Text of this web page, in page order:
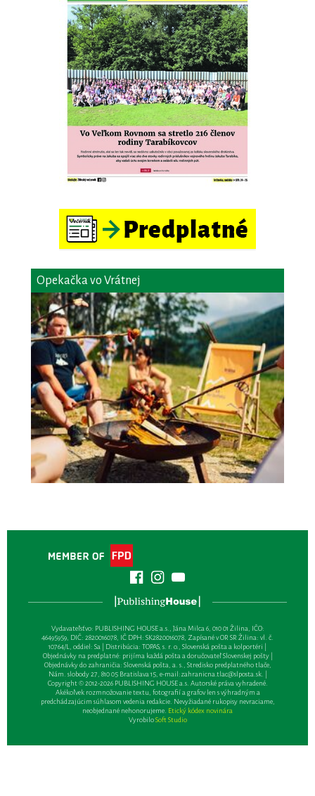
Opekačka vo Vrátnej
Vydavateľsťvo: PUBLISHING HOUSE a.s., Jána Milca 6, 010 01 Žilina, IČO:
46495959, DIČ: 2820016078, IČ DPH: SK2820016078, Zapísané v OR SR Žilina: vl. č.
10764/L, oddiel: Sa | Distribúcia: TOPAS, s. r. o., Slovenská pošta a kolportéri |
Objednávky na predplatné: prijíma každá pošta a doručovateľ Slovenskej pošty |
Objednávky do zahraničia: Slovenská pošta, a. s., Stredisko predplatného tlače,
Nám. slobody 27, 810 05 Bratislava 15, e-mail:zahranicna.tlac@slposta.sk. |
Copyright © 2012-2026 PUBLISHING HOUSE a.s. Autorské práva vyhradené.
Akékoľvek rozmnožovanie textu, fotografií a grafov len s výhradným a
predchádzajúcim súhlasom vedenia redakcie. Nevyžiadané rukopisy nevraciame,
neobjednané nehonorujeme. Etický kódex novinára
VyrobiloSoft Studio